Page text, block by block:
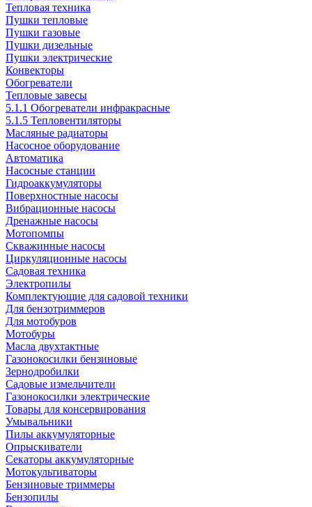
Тепловая техника
Пушки тепловые
Пушки газовые
Пушки дизельные
Пушки электрические
Конвекторы
Обогреватели
Тепловые завесы
5.1.1 Обогреватели инфракрасные
5.1.5 Тепловентиляторы
Масляные радиаторы
Насосное оборудование
Автоматика
Насосные станции
Гидроаккумуляторы
Поверхностные насосы
Вибрационные насосы
Дренажные насосы
Мотопомпы
Скважинные насосы
Циркуляционные насосы
Садовая техника
Электропилы
Комплектующие для садовой техники
Для бензотриммеров
Для мотобуров
Мотобуры
Масла двухтактные
Газонокосилки бензиновые
Зернодробилки
Садовые измельчители
Газонокосилки электрические
Товары для консервирования
Умывальники
Пилы аккумуляторные
Опрыскиватели
Секаторы аккумуляторные
Мотокультиваторы
Бензиновые триммеры
Бензопилы